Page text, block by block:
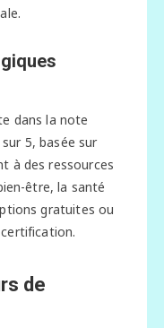
dans la note
5, basée sur
à des ressources
être, la santé
gratuites ou
de